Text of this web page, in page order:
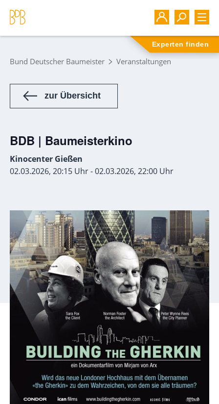
Experten finden
Bund Deutscher Baumeister Veranstaltungen
zur Übersicht
BDB | Baumeisterkino
Kinocenter Gießen
02.03.2026, 20:15 Uhr - 02.03.2026, 22:00 Uhr